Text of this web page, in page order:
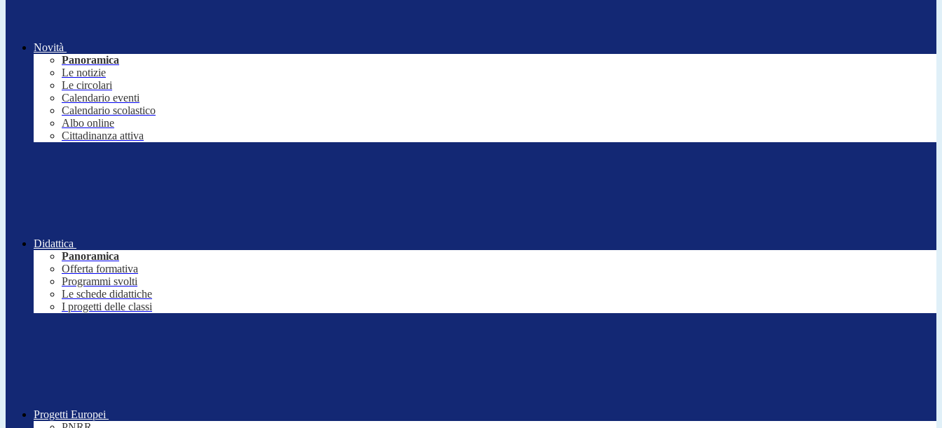
Novità
Panoramica
Le notizie
Le circolari
Calendario eventi
Calendario scolastico
Albo online
Cittadinanza attiva
Didattica
Panoramica
Offerta formativa
Programmi svolti
Le schede didattiche
I progetti delle classi
Progetti Europei